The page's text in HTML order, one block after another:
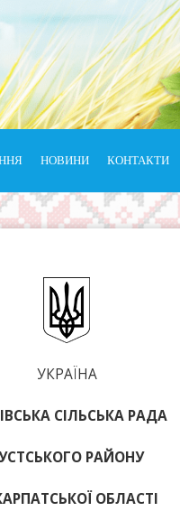
НОВИНИ КОНТАКТИ
УКРАЇНА
СІЛЬСЬКА РАДА
РАЙОНУ
ОБЛАСТІ